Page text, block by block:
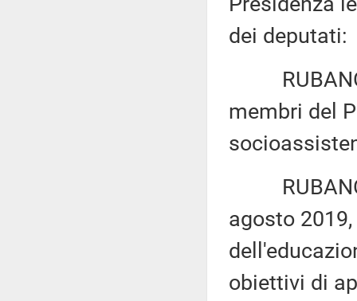
dei deputati:
RUBANO:
membri del
RUBANO:
agosto
obiettivi di